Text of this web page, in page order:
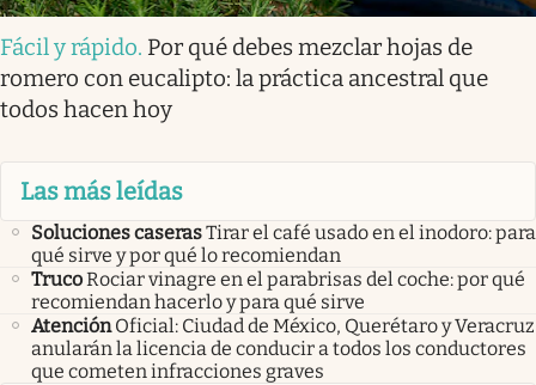
Fácil y rápido. Por qué debes mezclar hojas de
romero con eucalipto: la práctica ancestral que
todos hacen hoy
Las más leídas
Soluciones caserasTirar el café usado en el inodoro: para
qué sirve y por qué lo recomiendan
TrucoRociar vinagre en el parabrisas del coche: por qué
recomiendan hacerlo y para qué sirve
Atención Oficial: Ciudad de México, Querétaro y Veracruz
anularán la licencia de conducir a todos los conductores
que cometen infracciones graves